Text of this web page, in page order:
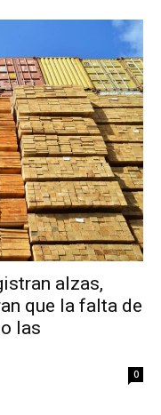
alzas,
que la falta de
las
0